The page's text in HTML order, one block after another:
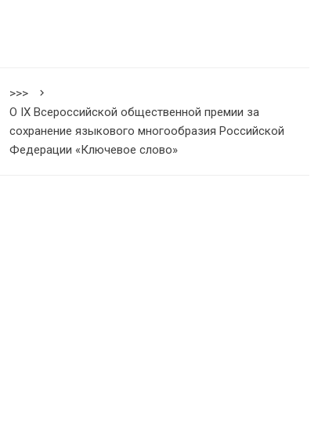
>>>
О IX Всероссийской общественной премии за
сохранение языкового многообразия Российской
Федерации «Ключевое слово»